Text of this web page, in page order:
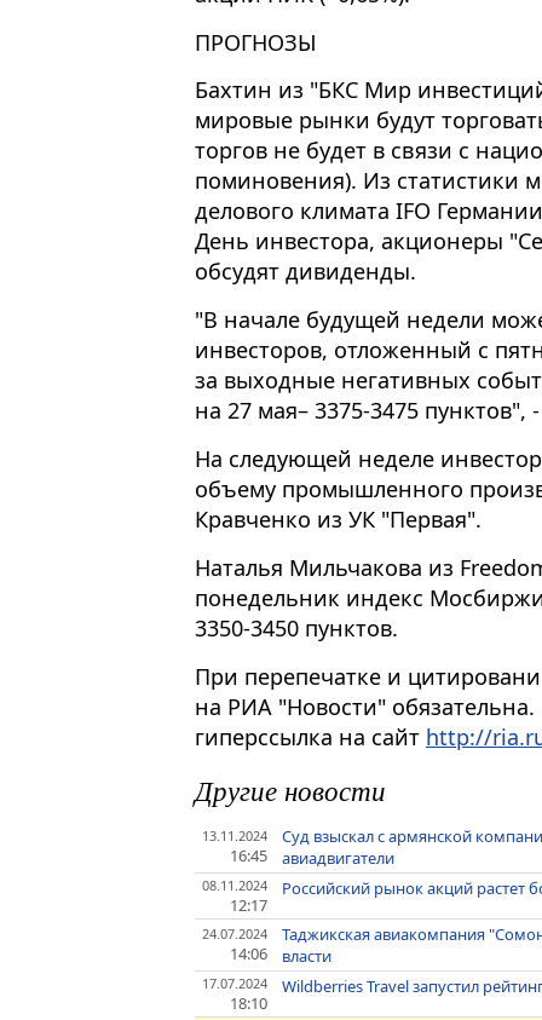
ПРОГНОЗЫ
Бахтин из "БКС Мир
мировые рынки будут
торгов не будет в связи с
поминовения). Из статистики
делового климата IFO
День инвестора, акционеры
обсудят дивиденды.
"В начале будущей недели
инвесторов, отложенный с
за выходные негативных
на 27 мая– 3375-3475 пунктов",
На следующей неделе
объему промышленного
Кравченко из УК "Первая".
Наталья Мильчакова из
понедельник индекс
3350-3450 пунктов.
При перепечатке и
на РИА "Новости"
гиперссылка на сайт http://
Другие новости
13.11.2024
16:45
Суд взыскал с армянской
авиадвигатели
08.11.2024
12:17
Российский рынок акций растет
24.07.2024
14:06
Таджикская авиакомпания
власти
17.07.2024
18:10
Wildberries Travel запустил